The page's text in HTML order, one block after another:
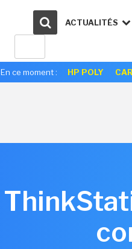
ACTUALITÉS
En ce moment : HP POLY